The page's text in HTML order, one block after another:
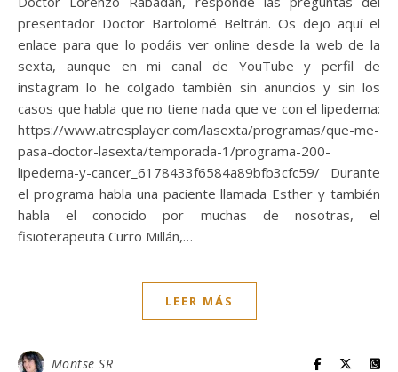
presentador Doctor Bartolomé Beltrán. Os dejo aquí el
enlace para que lo podáis ver online desde la web de la
sexta, aunque en mi canal de YouTube y perfil de
instagram lo he colgado también sin anuncios y sin los
casos que habla que no tiene nada que ve con el lipedema:
https://www.atresplayer.com/lasexta/programas/que-me-
pasa-doctor-lasexta/temporada-1/programa-200-
lipedema-y-cancer_6178433f6584a89bfb3cfc59/ Durante
el programa habla una paciente llamada Esther y también
habla el conocido por muchas de nosotras, el
fisioterapeuta Curro Millán,…
LEER MÁS
Montse SR